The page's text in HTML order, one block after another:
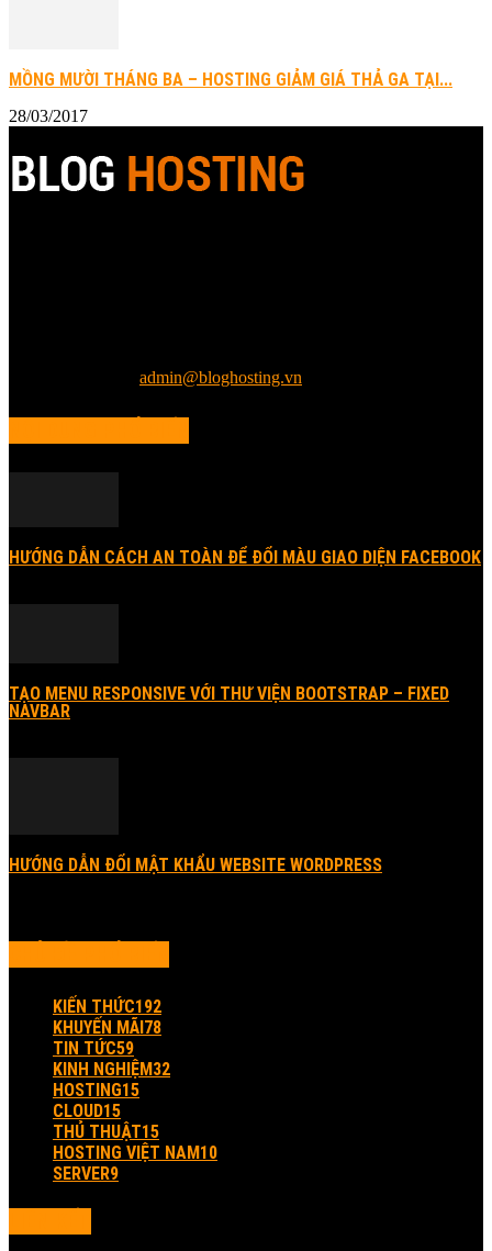
MỒNG MƯỜI THÁNG BA – HOSTING GIẢM GIÁ THẢ GA TẠI...
28/03/2017
admin@bloghosting.vn
HƯỚNG DẪN CÁCH AN TOÀN ĐỂ ĐỔI MÀU GIAO DIỆN FACEBOOK
TẠO MENU RESPONSIVE VỚI THƯ VIỆN BOOTSTRAP – FIXED
NAVBAR
HƯỚNG DẪN ĐỔI MẬT KHẨU WEBSITE WORDPRESS
KIẾN THỨC192
KHUYẾN MÃI 78
TIN TỨC59
KINH NGHIỆM 32
HOSTING15
CLOUD15
THỦ THUẬT15
HOSTING VIỆT NAM 10
SERVER9